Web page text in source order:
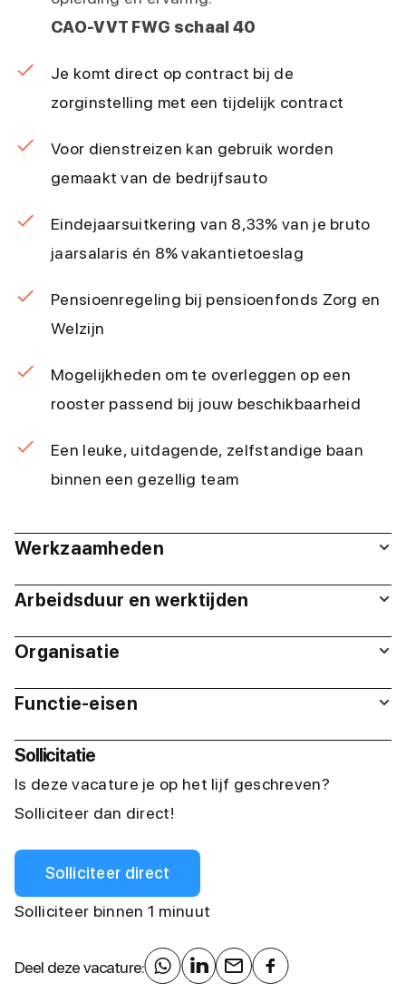
CAO-VVT FWG schaal 40
Je komt direct op contract bij de
zorginstelling met een tijdelijk contract
Voor dienstreizen kan gebruik worden
gemaakt van de bedrijfsauto
Eindejaarsuitkering van 8,33% van je bruto
jaarsalaris én 8% vakantietoeslag
Pensioenregeling bij pensioenfonds Zorg en
Welzijn
Mogelijkheden om te overleggen op een
rooster passend bij jouw beschikbaarheid
Een leuke, uitdagende, zelfstandige baan
binnen een gezellig team
Werkzaamheden
Arbeidsduur en werktijden
Organisatie
Functie-eisen
Sollicitatie
Is deze vacature je op het lijf geschreven?
Solliciteer dan direct!
Solliciteer direct
Solliciteer binnen 1 minuut
Deel deze vacature: